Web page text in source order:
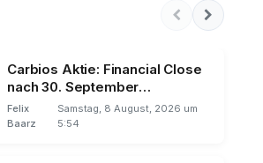
Carbios Aktie: Financial Close
nach 30. September
verschoben
Felix
Baarz
Samstag, 8 August, 2026 um
5:54